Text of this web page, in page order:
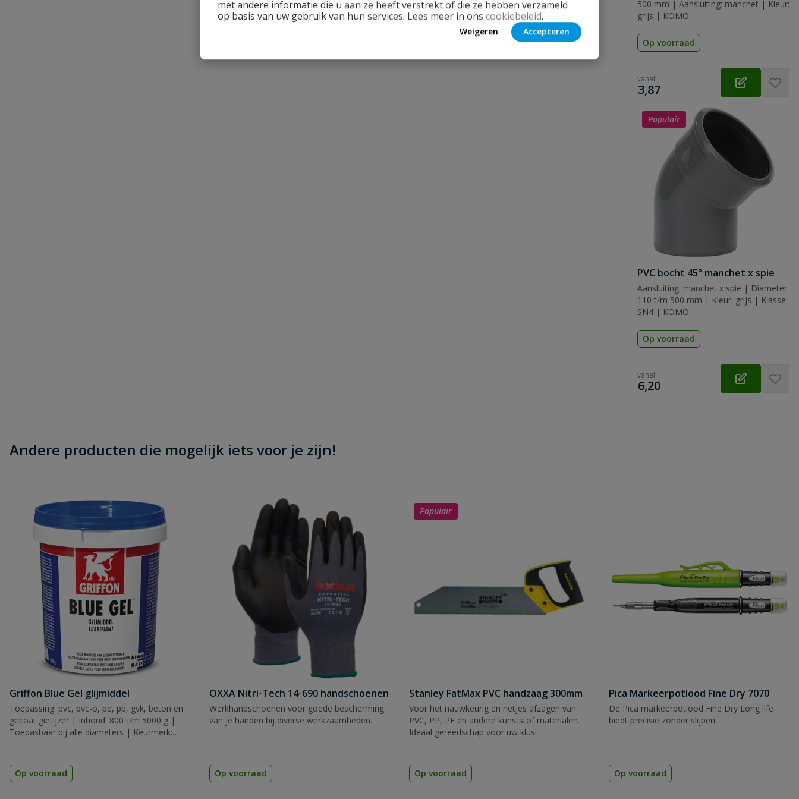
met andere informatie die u aan ze heeft verstrekt of die ze hebben verzameld
op basis van uw gebruik van hun services. Lees meer in ons cookiebeleid.
Weigeren Accepteren
500 mm | Aansluiting: manchet | Kleur:
grijs | KOMO
Op voorraad
vanaf
€
3,87
Populair
PVC bocht 45° manchet x spie
Aansluiting: manchet x spie | Diameter:
110 t/m 500 mm | Kleur: grijs | Klasse:
SN4 | KOMO
Op voorraad
vanaf
€
6,20
Andere producten die mogelijk iets voor je zijn!
Griffon Blue Gel glijmiddel
Toepassing: pvc, pvc-o, pe, pp, gvk, beton en
gecoat gietijzer | Inhoud: 800 t/m 5000 g |
Toepasbaar bij alle diameters | Keurmerk:
Op voorraad
OXXA Nitri-Tech 14-690 handschoenen
Werkhandschoenen voor goede bescherming
van je handen bij diverse werkzaamheden.
Op voorraad
Populair
Stanley FatMax PVC handzaag 300mm
Voor het nauwkeurig en netjes afzagen van
PVC, PP, PE en andere kunststof materialen.
Ideaal gereedschap voor uw klus!
Op voorraad
Pica Markeerpotlood Fine Dry 7070
De Pica markeerpotlood Fine Dry Long life
biedt precisie zonder slijpen.
Op voorraad